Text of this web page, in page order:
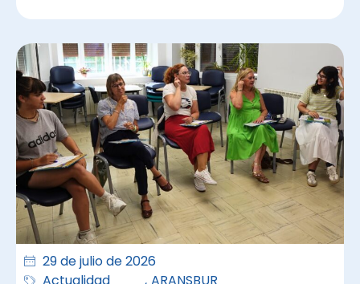
29 de julio de 2026